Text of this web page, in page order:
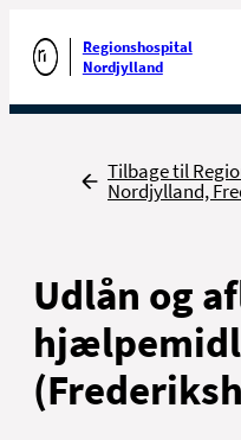
Gå til forsiden
Regionshospital
Nordjylland
Tilbage
Tilbage til
Nordjylland,
Udlån og